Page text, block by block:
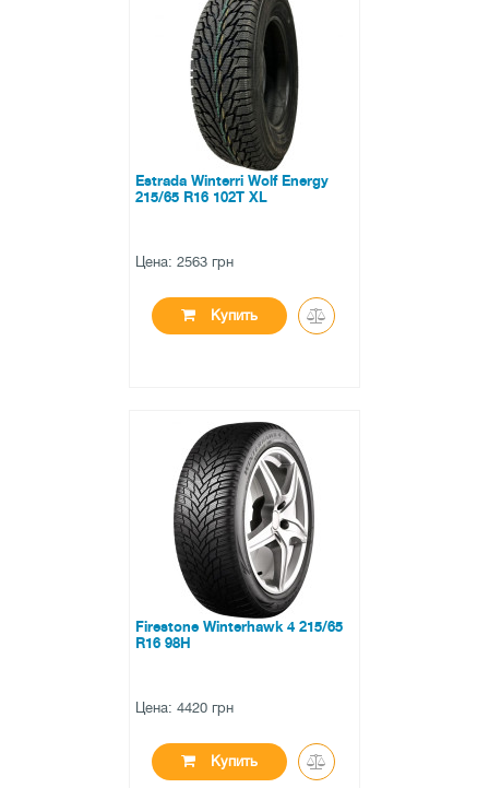
0 отзывов
Estrada Winterri Wolf Energy
215/65 R16 102T XL
Цена: 2563 грн
Купить
есть в наличии
0 отзывов
Firestone Winterhawk 4 215/65
R16 98H
Цена: 4420 грн
Купить